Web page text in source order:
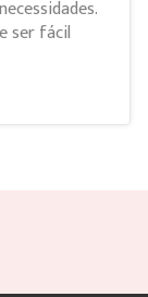
ser fácil